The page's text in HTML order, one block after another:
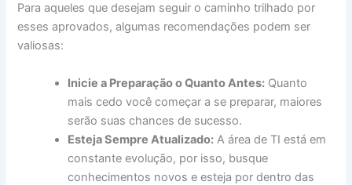
Para aqueles que desejam seguir o caminho trilhado por
esses aprovados, algumas recomendações podem ser
valiosas:
Inicie a Preparação o Quanto Antes: Quanto
mais cedo você começar a se preparar, maiores
serão suas chances de sucesso.
Esteja Sempre Atualizado: A área de TI está em
constante evolução, por isso, busque
conhecimentos novos e esteja por dentro das